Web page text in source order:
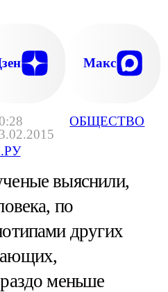
ОБЩЕСТВО
Макс
выяснили,
по
других
меньше